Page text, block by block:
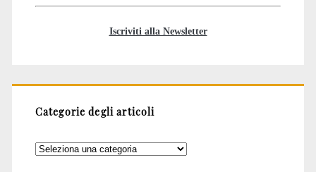
Iscriviti alla Newsletter
Categorie degli articoli
Categorie